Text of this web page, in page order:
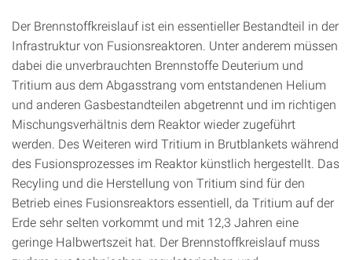
Der Brennstoffkreislauf ist ein essentieller Bestandteil in der
Infrastruktur von Fusionsreaktoren. Unter anderem müssen
dabei die unverbrauchten Brennstoffe Deuterium und
Tritium aus dem Abgasstrang vom entstandenen Helium
und anderen Gasbestandteilen abgetrennt und im richtigen
Mischungsverhältnis dem Reaktor wieder zugeführt
werden. Des Weiteren wird Tritium in Brutblankets während
des Fusionsprozesses im Reaktor künstlich hergestellt. Das
Recyling und die Herstellung von Tritium sind für den
Betrieb eines Fusionsreaktors essentiell, da Tritium auf der
Erde sehr selten vorkommt und mit 12,3 Jahren eine
geringe Halbwertszeit hat. Der Brennstoffkreislauf muss